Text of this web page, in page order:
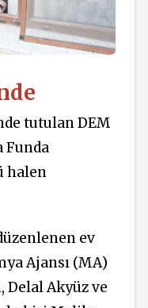
tutulan DEM
Funda
halen
ev
Ajansı (MA)
Akyüz ve